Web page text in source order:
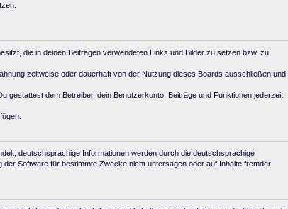
die in deinen Beiträgen verwendeten Links und Bilder zu setzen bzw. zu
zeitweise oder dauerhaft von der Nutzung dieses Boards ausschließen und
gestattest dem Betreiber, dein Benutzerkonto, Beiträge und Funktionen jederzeit
deutschsprachige Informationen werden durch die deutschsprachige
Software für bestimmte Zwecke nicht untersagen oder auf Inhalte fremder